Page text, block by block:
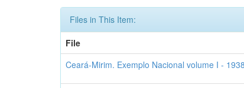
Files in This Item:
File
Ceará-Mirim. Exemplo Nacional volume I -